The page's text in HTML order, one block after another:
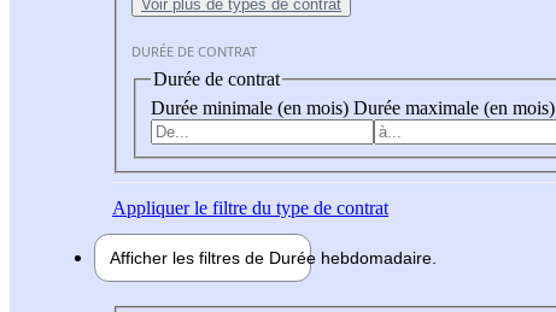
Voir plus de types de contrat
DURÉE DE CONTRAT
Durée de contrat
Durée minimale (en mois) Durée maximale (en mois)
Appliquerle filtre du type de contrat
Afficher les filtres de Durée hebdomadaire